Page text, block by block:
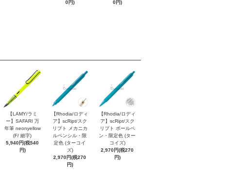
0円)
0円)
【LAMY/ラミ
ー】SAFARI 万
年筆 neonyellow
(F/ 細字)
5,940円(税540
円)
【Rhodia/ロディ
ア】scRipt/スク
リプト メカニカ
ルペンシル・限
定色 (ターコイ
ズ)
2,970円(税270
円)
【Rhodia/ロディ
ア】scRipt/スク
リプト ボールペ
ン・限定色 (ター
コイズ)
2,970円(税270
円)